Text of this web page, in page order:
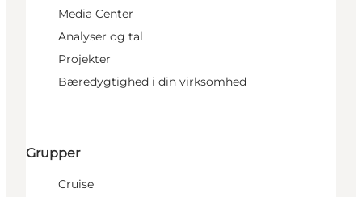
Media Center
Analyser og tal
Projekter
Bæredygtighed i din virksomhed
Grupper
Cruise